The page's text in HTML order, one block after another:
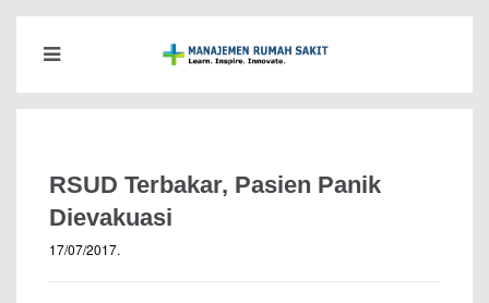
RSUD Terbakar, Pasien Panik
Dievakuasi
17/07/2017.